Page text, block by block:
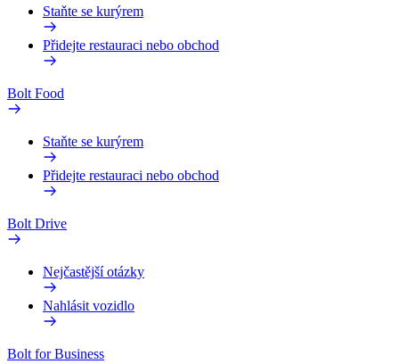
Staňte se kurýrem
Přidejte restauraci nebo obchod
Bolt Food
Staňte se kurýrem
Přidejte restauraci nebo obchod
Bolt Drive
Nejčastější otázky
Nahlásit vozidlo
Bolt for Business